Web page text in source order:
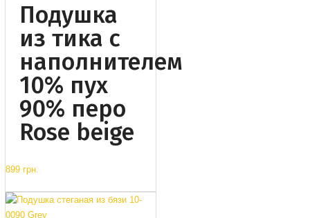
Подушка
из тика с
наполнителем
10% пух
90% перо
Rose beige
899 грн.